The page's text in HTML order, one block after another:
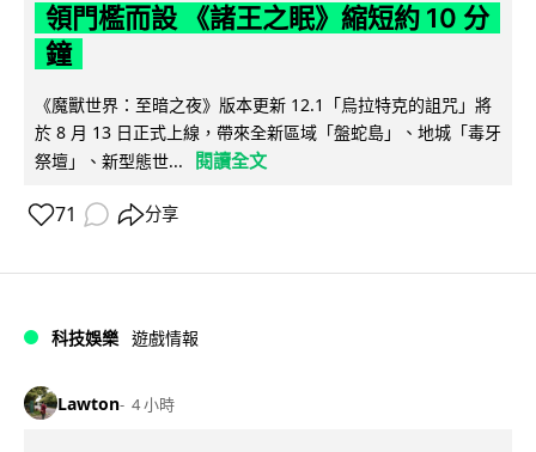
領門檻而設 《諸王之眠》縮短約 10 分
鐘
《魔獸世界：至暗之夜》版本更新 12.1「烏拉特克的詛咒」將
於 8 月 13 日正式上線，帶來全新區域「盤蛇島」、地城「毒牙
祭壇」、新型態世...
閱讀全文
71 分享
科技娛樂 遊戲情報
Lawton 4 小時